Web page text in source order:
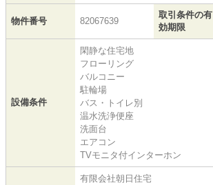
物件番号 82067639
取引条件の有
効期限
設備条件
閑静な住宅地
フローリング
バルコニー
駐輪場
バス・トイレ別
温水洗浄便座
洗面台
エアコン
TVモニタ付インターホン
有限会社朝日住宅